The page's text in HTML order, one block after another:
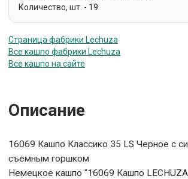
Количество, шт. - 19
Страница фабрики Lechuza
Все кашпо фабрики Lechuza
Все кашпо на сайте
Описание
16069 Кашпо Классико 35 LS Черное с
съемным горшком
Немецкое кашпо "16069 Кашпо